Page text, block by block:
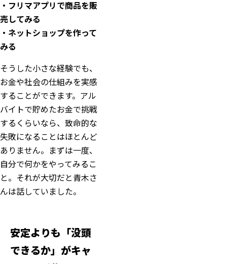
・フリマアプリで商品を販
売してみる
・ネットショップを作って
みる
そうした小さな経験でも、
お金や社会の仕組みを実感
することができます。アル
バイトで貯めたお金で挑戦
するくらいなら、致命的な
失敗になることはほとんど
ありません。まずは一度、
自分で何かをやってみるこ
と。それが大切だと青木さ
んは話していました。
安定よりも「没頭
できるか」がキャ